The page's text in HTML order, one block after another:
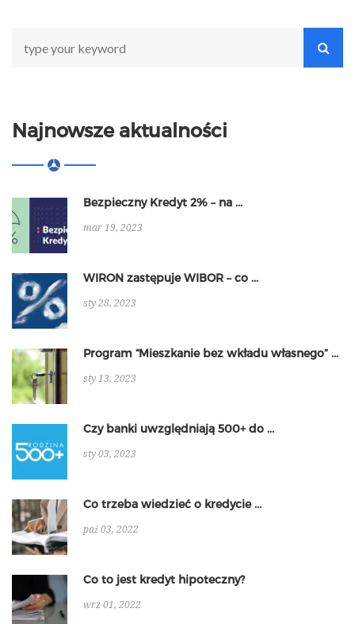
Najnowsze aktualności
Bezpieczny Kredyt 2% – na ...
mar 19, 2023
WIRON zastępuje WIBOR – co ...
sty 28, 2023
Program “Mieszkanie bez wkładu własnego” ...
sty 13, 2023
Czy banki uwzględniają 500+ do ...
sty 03, 2023
Co trzeba wiedzieć o kredycie ...
paź 03, 2022
Co to jest kredyt hipoteczny?
wrz 01, 2022